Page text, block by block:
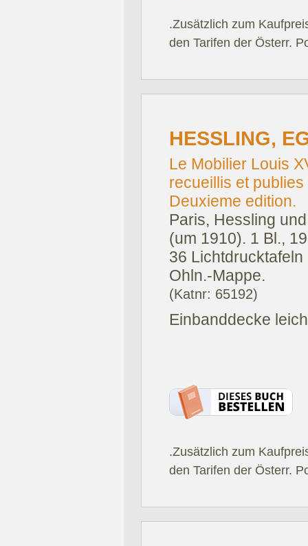
.Zusätzlich zum
den Tarifen der Österr.
HESSLING,
Le Mobilier Louis
recueillis et
Deuxieme edition.
Paris, Hessling
(um 1910). 1 Bl.,
36
Ohln.-Mappe.
(Katnr: 65192)
Einbanddecke
.Zusätzlich zum
den Tarifen der Österr.